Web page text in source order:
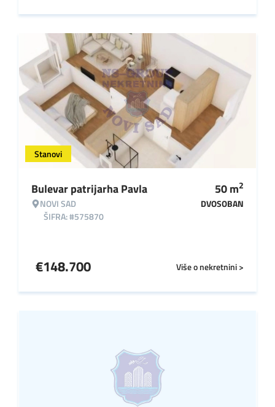
Stanovi
Bulevar patrijarha Pavla
NOVI SAD
ŠIFRA: #575870
50m2
DVOSOBAN
Više o nekretnini >
€148.700